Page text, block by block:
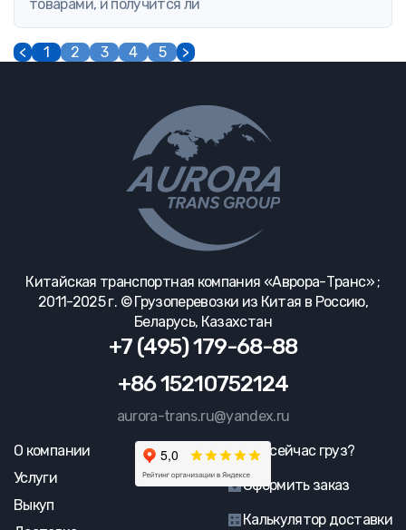
товарами, и получится ли
< 1 2 3 4 5 >
Китайская транспортная компания «Аврора-Транс» ;
2011-2025 г. © Грузоперевозки из Китая в Россию,
Беларусь, Казахстан
+7 (495) 179-68-88
+86 15210752124
aurora-trans.ru@yandex.ru
О компании
Услуги
Выкуп
Где сейчас груз?
Оформить заказ
Калькулятор доставки